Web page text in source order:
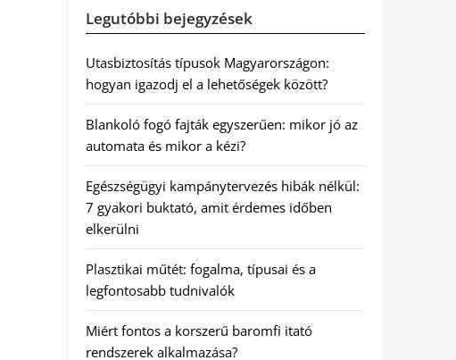
Legutóbbi bejegyzések
Utasbiztosítás típusok Magyarországon:
hogyan igazodj el a lehetőségek között?
Blankoló fogó fajták egyszerűen: mikor jó az
automata és mikor a kézi?
Egészségügyi kampánytervezés hibák nélkül:
7 gyakori buktató, amit érdemes időben
elkerülni
Plasztikai műtét: fogalma, típusai és a
legfontosabb tudnivalók
Miért fontos a korszerű baromfi itató
rendszerek alkalmazása?